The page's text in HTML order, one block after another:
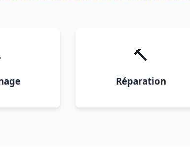
🔨
Réparation